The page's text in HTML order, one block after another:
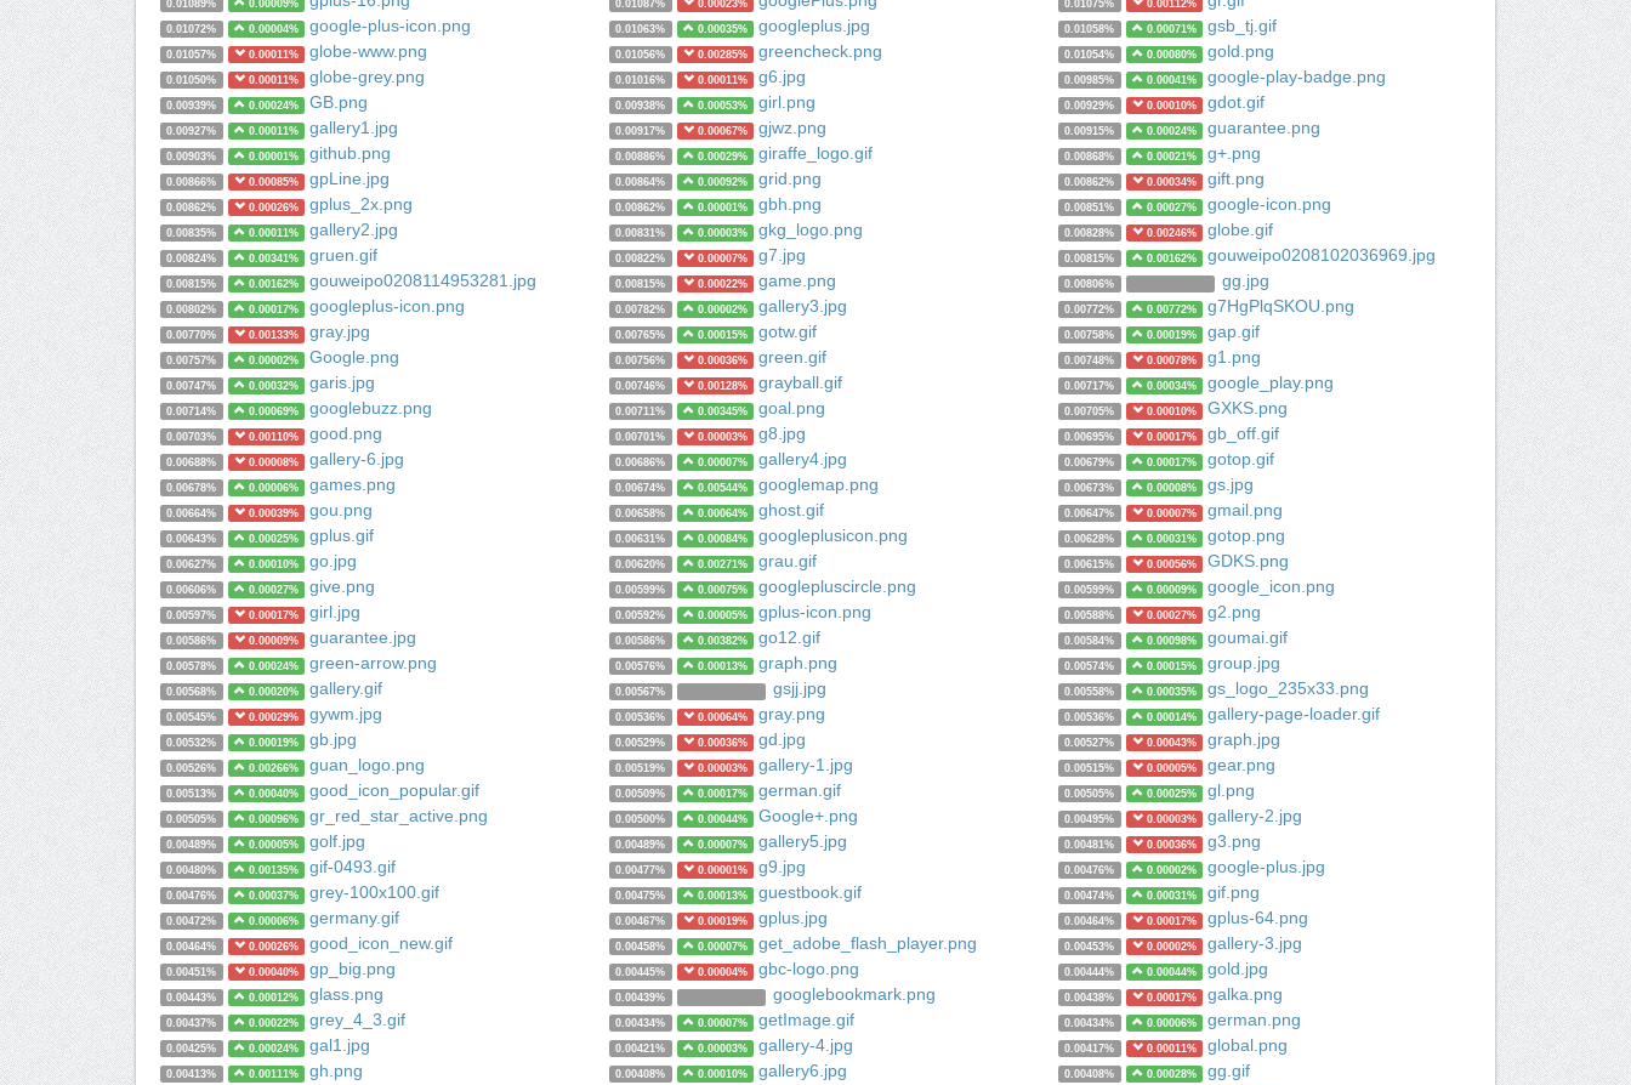
0.01089% 0.00009% 0.01087% 0.00023% 0.01075% 0.00112%
0.01072% 0.00004% google-plus-icon.png 0.01063% 0.00035% googleplus.jpg 0.01058% 0.00071% gsb_tj.gif
0.01057% 0.00011% globe-www.png 0.01056% 0.00285% greencheck.png 0.01054% 0.00080% gold.png
0.01050% 0.00011% globe-grey.png 0.01016% 0.00011% g6.jpg 0.00985% 0.00041% google-play-badge.png
0.00939% 0.00024% GB.png 0.00938% 0.00053% girl.png 0.00929% 0.00010% gdot.gif
0.00927% 0.00011% gallery1.jpg 0.00917% 0.00067% gjwz.png 0.00915% 0.00024% guarantee.png
0.00903% 0.00001% github.png 0.00886% 0.00029% giraffe_logo.gif 0.00868% 0.00021% g+.png
0.00866% 0.00085% gpLine.jpg 0.00864% 0.00092% grid.png 0.00862% 0.00034% gift.png
0.00862% 0.00026% gplus_2x.png 0.00862% 0.00001% gbh.png 0.00851% 0.00027% google-icon.png
0.00835% 0.00011% gallery2.jpg 0.00831% 0.00003% gkg_logo.png 0.00828% 0.00246% globe.gif
0.00824% 0.00341% gruen.gif 0.00822% 0.00007% g7.jpg 0.00815% 0.00162% gouweipo0208102036969.jpg
0.00815% 0.00162% gouweipo0208114953281.jpg 0.00815% 0.00022% game.png 0.00806% gg.jpg
0.00802% 0.00017% googleplus-icon.png 0.00782% 0.00002% gallery3.jpg 0.00772% 0.00772% g7HgPlqSKOU.png
0.00770% 0.00133% gray.jpg 0.00765% 0.00015% gotw.gif 0.00758% 0.00019% gap.gif
0.00757% 0.00002% Google.png 0.00756% 0.00036% green.gif 0.00748% 0.00078% g1.png
0.00747% 0.00032% garis.jpg 0.00746% 0.00128% grayball.gif 0.00717% 0.00034% google_play.png
0.00714% 0.00069% googlebuzz.png 0.00711% 0.00345% goal.png 0.00705% 0.00010% GXKS.png
0.00703% 0.00110% good.png 0.00701% 0.00003% g8.jpg 0.00695% 0.00017% gb_off.gif
0.00688% 0.00008% gallery-6.jpg 0.00686% 0.00007% gallery4.jpg 0.00679% 0.00017% gotop.gif
0.00678% 0.00006% games.png 0.00674% 0.00544% googlemap.png 0.00673% 0.00008% gs.jpg
0.00664% 0.00039% gou.png 0.00658% 0.00064% ghost.gif 0.00647% 0.00007% gmail.png
0.00643% 0.00025% gplus.gif 0.00631% 0.00084% googleplusicon.png 0.00628% 0.00031% gotop.png
0.00627% 0.00010% go.jpg 0.00620% 0.00271% grau.gif 0.00615% 0.00056% GDKS.png
0.00606% 0.00027% give.png 0.00599% 0.00075% googlepluscircle.png 0.00599% 0.00009% google_icon.png
0.00597% 0.00017% girl.jpg 0.00592% 0.00005% gplus-icon.png 0.00588% 0.00027% g2.png
0.00586% 0.00009% guarantee.jpg 0.00586% 0.00382% go12.gif 0.00584% 0.00098% goumai.gif
0.00578% 0.00024% green-arrow.png 0.00576% 0.00013% graph.png 0.00574% 0.00015% group.jpg
0.00568% 0.00020% gallery.gif 0.00567% gsjj.jpg 0.00558% 0.00035% gs_logo_235x33.png
0.00545% 0.00029% gywm.jpg 0.00536% 0.00064% gray.png 0.00536% 0.00014% gallery-page-loader.gif
0.00532% 0.00019% gb.jpg 0.00529% 0.00036% gd.jpg 0.00527% 0.00043% graph.jpg
0.00526% 0.00266% guan_logo.png 0.00519% 0.00003% gallery-1.jpg 0.00515% 0.00005% gear.png
0.00513% 0.00040% good_icon_popular.gif 0.00509% 0.00017% german.gif 0.00505% 0.00025% gl.png
0.00505% 0.00096% gr_red_star_active.png 0.00500% 0.00044% Google+.png 0.00495% 0.00003% gallery-2.jpg
0.00489% 0.00005% golf.jpg 0.00489% 0.00007% gallery5.jpg 0.00481% 0.00036% g3.png
0.00480% 0.00135% gif-0493.gif 0.00477% 0.00001% g9.jpg 0.00476% 0.00002% google-plus.jpg
0.00476% 0.00037% grey-100x100.gif 0.00475% 0.00013% guestbook.gif 0.00474% 0.00031% gif.png
0.00472% 0.00006% germany.gif 0.00467% 0.00019% gplus.jpg 0.00464% 0.00017% gplus-64.png
0.00464% 0.00026% good_icon_new.gif 0.00458% 0.00007% get_adobe_flash_player.png 0.00453% 0.00002% gallery-3.jpg
0.00451% 0.00040% gp_big.png 0.00445% 0.00004% gbc-logo.png 0.00444% 0.00044% gold.jpg
0.00443% 0.00012% glass.png 0.00439% googlebookmark.png 0.00438% 0.00017% galka.png
0.00437% 0.00022% grey_4_3.gif 0.00434% 0.00007% getImage.gif 0.00434% 0.00006% german.png
0.00425% 0.00024% gal1.jpg 0.00421% 0.00003% gallery-4.jpg 0.00417% 0.00011% global.png
0.00413% 0.00111% gh.png 0.00408% 0.00010% gallery6.jpg 0.00408% 0.00028% gg.gif